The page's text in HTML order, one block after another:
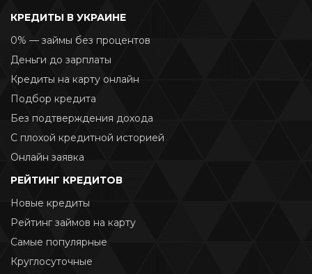
КРЕДИТЫ В УКРАИНЕ
0% — займы без процентов
Деньги до зарплаты
Кредиты на карту онлайн
Подбор кредита
Без подтверждения дохода
С плохой кредитной историей
Онлайн заявка
РЕЙТИНГ КРЕДИТОВ
Новые кредиты
Рейтинг займов на карту
Самые популярные
Круглосуточные